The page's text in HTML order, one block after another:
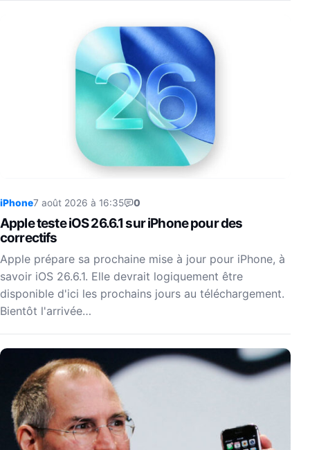
iPhone7 août 2026 à 16:35 0
Apple teste iOS 26.6.1 sur iPhone pour des
correctifs
Apple prépare sa prochaine mise à jour pour iPhone, à
savoir iOS 26.6.1. Elle devrait logiquement être
disponible d'ici les prochains jours au téléchargement.
Bientôt l'arrivée…